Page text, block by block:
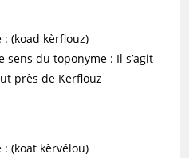
(koad kèrflouz)
du toponyme : Il s’agit
près de Kerflouz
(koat kèrvélou)